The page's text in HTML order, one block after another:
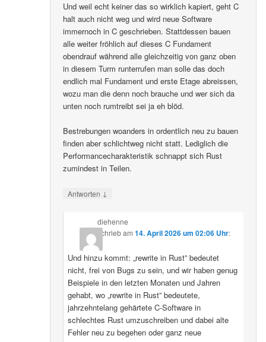
Und weil echt keiner das so wirklich kapiert, geht C
halt auch nicht weg und wird neue Software
immernoch in C geschrieben. Stattdessen bauen
alle weiter fröhlich auf dieses C Fundament
obendrauf während alle gleichzeitig von ganz oben
in diesem Turm runterrufen man solle das doch
endlich mal Fundament und erste Etage abreissen,
wozu man die denn noch brauche und wer sich da
unten noch rumtreibt sei ja eh blöd.
Bestrebungen woanders in ordentlich neu zu bauen
finden aber schlichtweg nicht statt. Lediglich die
Performancecharakteristik schnappt sich Rust
zumindest in Teilen.
Antworten ↓
diehenne
schriebam 14. April 2026 um 02:06 Uhr:
Und hinzu kommt: „rewrite in Rust” bedeutet
nicht, frei von Bugs zu sein, und wir haben genug
Beispiele in den letzten Monaten und Jahren
gehabt, wo „rewrite in Rust” bedeutete,
jahrzehntelang gehärtete C-Software in
schlechtes Rust umzuschreiben und dabei alte
Fehler neu zu begehen oder ganz neue